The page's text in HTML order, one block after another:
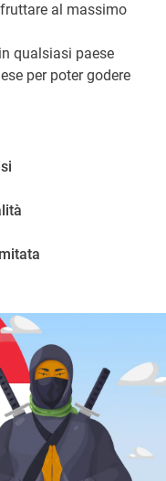
al massimo
qualsiasi paese
per poter godere